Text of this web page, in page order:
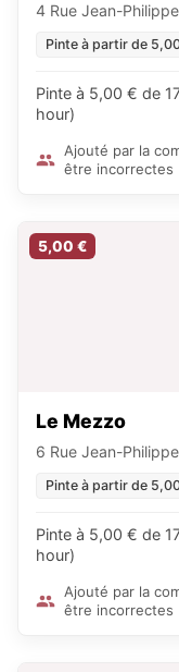
4 Rue Jean-
Pinte à partir de
Pinte à 5,00 € de
hour)
Ajouté par la
être incorrectes
5,00 €
Le Mezzo
6 Rue Jean-
Pinte à partir de
Pinte à 5,00 € de
hour)
Ajouté par la
être incorrectes